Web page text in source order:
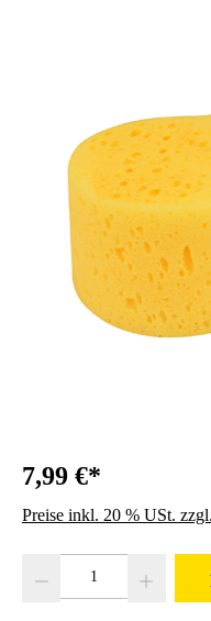
7,99 €*
Preise inkl. 20 % USt.